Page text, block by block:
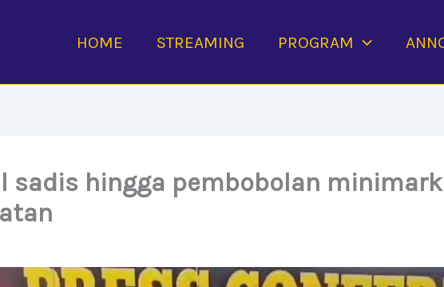
HOME STREAMING PROGRAM
sadis hingga pembobolan